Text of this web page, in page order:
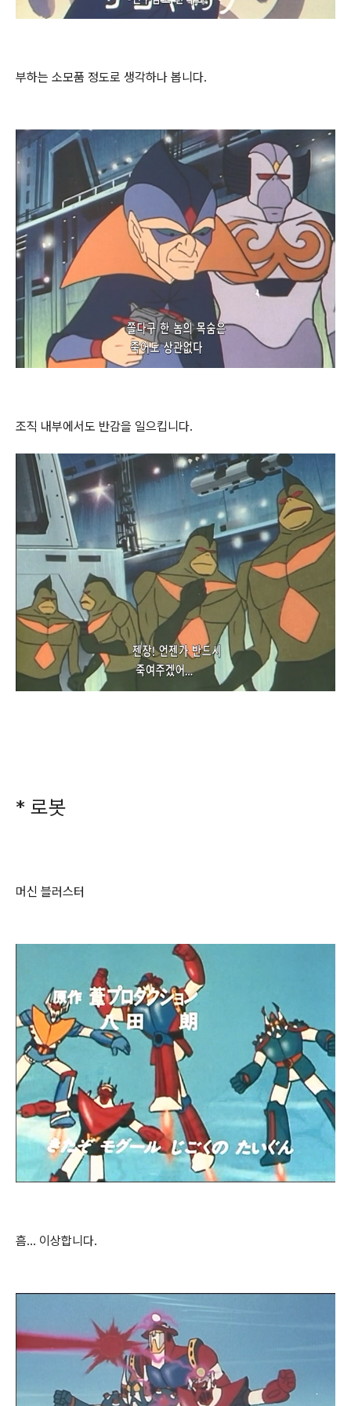
부하는 소모품 정도로 생각하나 봅니다.
조직 내부에서도 반감을 일으킵니다.
* 로봇
머신 블러스터
흠... 이상합니다.